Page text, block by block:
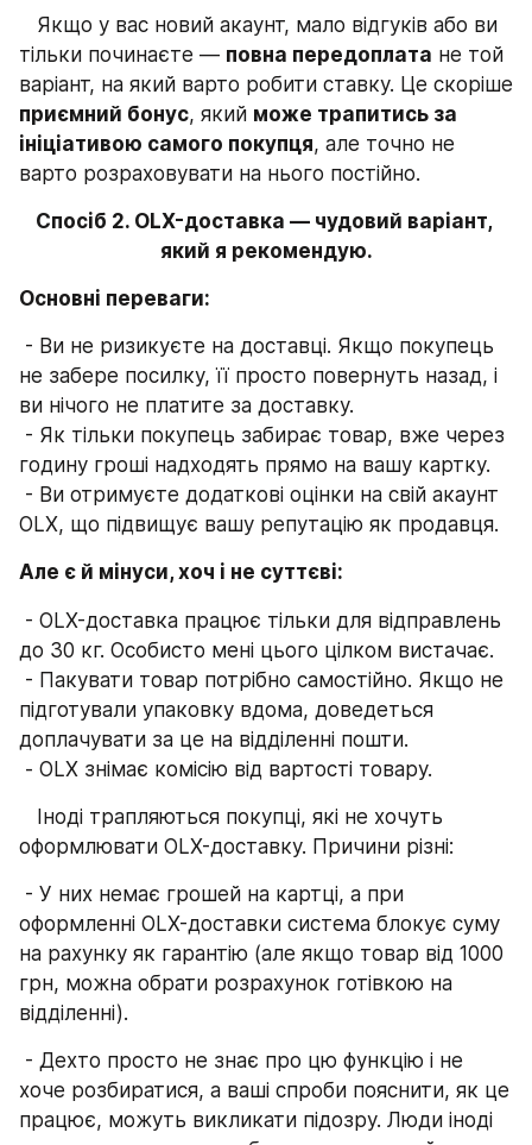
тільки починаєте — повна передоплата не той
приємний бонус, який може трапитись за
ініціативою самого покупця, але точно не
варто розраховувати на нього постійно.
Спосіб 2. OLX-доставка — чудовий варіант,
який я рекомендую.
Основні переваги:
не забере посилку, її просто повернуть назад, і
ви нічого не платите за доставку.
годину гроші надходять прямо на вашу картку.
OLX, що підвищує вашу репутацію як продавця.
Але є й мінуси, хоч і не суттєві:
до 30 кг. Особисто мені цього цілком вистачає.
підготували упаковку вдома, доведеться
доплачувати за це на відділенні пошти.
- OLX знімає комісію від вартості товару.
оформлювати OLX-доставку. Причини різні:
оформленні OLX-доставки система блокує суму
на рахунку як гарантію (але якщо товар від 1000
грн, можна обрати розрахунок готівкою на
відділенні).
хоче розбиратися, а ваші спроби пояснити, як це
працює, можуть викликати підозру. Люди іноді